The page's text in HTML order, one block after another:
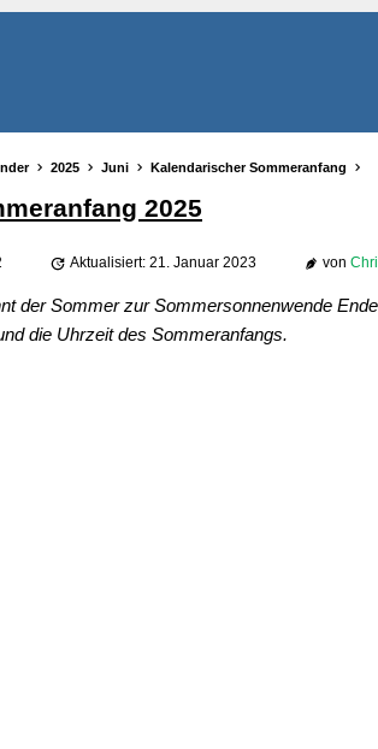
2025 Juni Kalendarischer Sommeranfang
2025
Aktualisiert: 21. Januar 2023 von
der Sommer zur Sommersonnenwende
die Uhrzeit des Sommeranfangs.